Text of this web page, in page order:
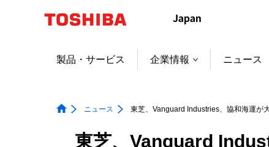
ャ
製品・サービス 企業情報 ニュース
ニュース 東芝、Vanguard Industries、協和海運が
東芝、Vanguard